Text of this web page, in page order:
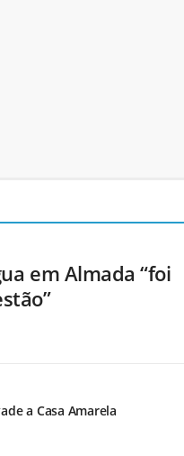
em Almada “foi
a Casa Amarela